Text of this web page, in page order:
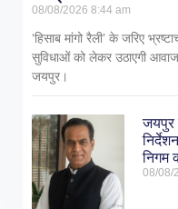
08/08/20268:44 am
‘हिसाब मांगो रैली’ के जरिए
सुविधाओं को लेकर उठाएगी
जयपुर।
जयपुर
निगम
08/08/